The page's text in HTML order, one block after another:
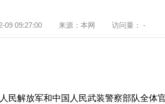
09 09:27:00 来源： 本网 访问量： -
民解放军和中国人民武装警察部队全体